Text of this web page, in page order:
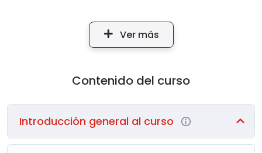
elementos musicales relacionados con el lenguaje
flamenco, como el uso de la hemiolia, el modo
, secuencias armónicas asociadas a patrones
práctica del rasgueo, etc., características que
musical de la música flamenca.
Ver más
Contenido del curso
Introducción general al curso